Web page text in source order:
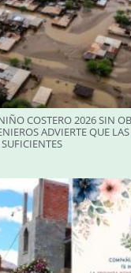
COSTERO 2026 SIN
ADVIERTE QUE